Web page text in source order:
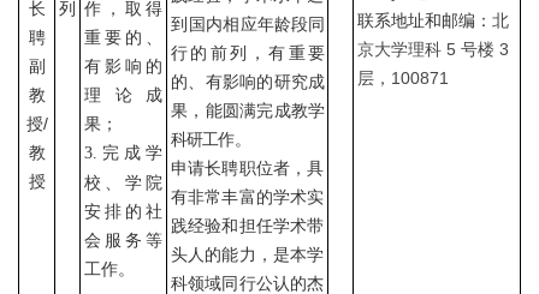
长
聘
副
教
授/
教
授
列
作，取得
重要的、
有影响的
理论 成
果；
3. 完成学
校、学院
安排的社
会服务等
工作。
到 国内相应年龄段同
行的前列，有重要
的、有影响的研究成
果，能圆满完成教学
科研工作。
申请长聘职位者，具
有非常丰富的学术实
践经验和担任学术带
头人的能力，是本学
科领域同行公认的杰
联系地址和邮编： 北
京大学理科 5 号楼 3
层， 100871